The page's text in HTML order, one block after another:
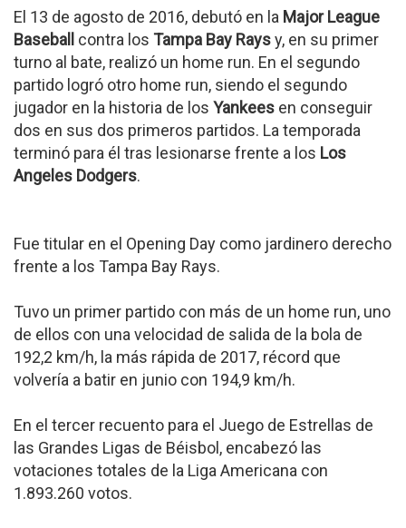
El 13 de agosto de 2016, debutó en la Major League
Baseball
contra los Tampa Bay Raysy, en su primer
turno al bate, realizó un home run. En el segundo
partido logró otro home run, siendo el segundo
jugador en la historia de los Yankees en conseguir
dos en sus dos primeros partidos. La temporada
terminó para él tras lesionarse frente a los Los
Angeles Dodgers.
Fue titular en el Opening Day como jardinero derecho
frente a los Tampa Bay Rays.
Tuvo un primer partido con más de un home run, uno
de ellos con una velocidad de salida de la bola de
192,2 km/h, la más rápida de 2017, récord que
volvería a batir en junio con 194,9 km/h.
En el tercer recuento para el Juego de Estrellas de
las Grandes Ligas de Béisbol, encabezó las
votaciones totales de la Liga Americana con
1.893.260 votos.